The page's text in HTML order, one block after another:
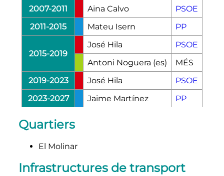
2007-2011
Aina Calvo
PSOE
2011-2015
Mateu Isern PP
2015-2019
José Hila
PSOE
Antoni Noguera (es)
MÉS
2019-2023
José Hila
PSOE
2023-2027
Jaime Martínez PP
Quartiers
El Molinar
Infrastructures de transport